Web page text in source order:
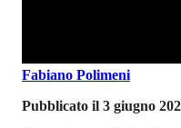
Fabiano Polimeni
Pubblicato il 3 giugno